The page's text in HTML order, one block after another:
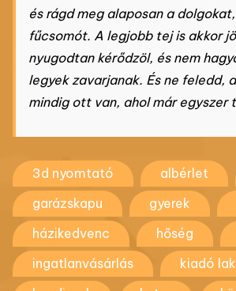
és rágd meg alaposan a
fűcsomót. A legjobb tej is akkor
nyugodtan kérődzöl, és nem
legyek zavarjanak. És ne feledd,
mindig ott van, ahol már egyszer
3d nyomtató albérlet
garázskapu
gyerek
házikedvenc
hőség
ingatlanvásárlás
kiadó